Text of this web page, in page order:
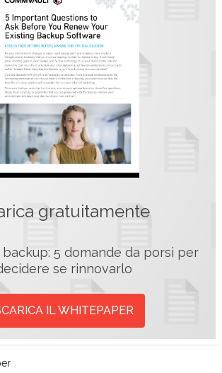
gratuitamente
5 domande da porsi per
se rinnovarlo
IL WHITEPAPER